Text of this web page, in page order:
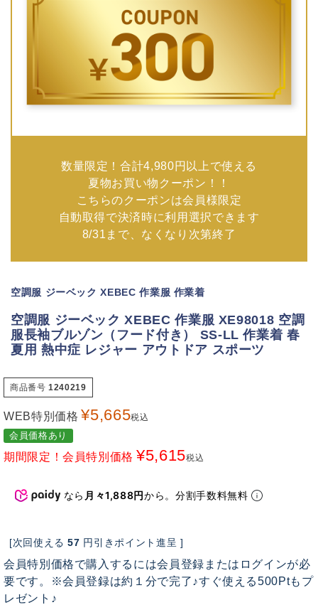
数量限定！合計4,980円以上で使える
夏物お買い物クーポン！！
こちらのクーポンは会員様限定
自動取得で決済時に利用選択できます
8/31まで、なくなり次第終了
空調服 ジーベック XEBEC 作業服 作業着
空調服 ジーベック XEBEC 作業服 XE98018 空調
服長袖ブルゾン（フード付き） SS-LL 作業着 春
夏用 熱中症 レジャー アウトドア スポーツ
商品番号 1240219
WEB特別価格 ¥5,665税込
会員価格あり
期間限定！会員特別価格 ¥5,615税込
なら 月々1,888円から。分割手数料無料
[次回使える 57 円引きポイント進呈 ]
会員特別価格で購入するには会員登録またはログインが必
要です。※会員登録は約１分で完了♪すぐ使える500Ptもプ
レゼント♪